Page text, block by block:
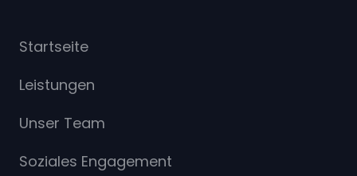
Startseite
Leistungen
Unser Team
Soziales Engagement